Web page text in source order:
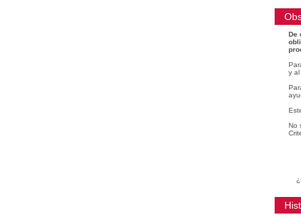
De
y al
No